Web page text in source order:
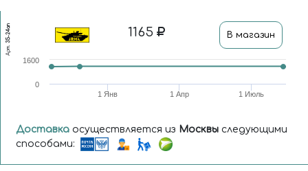
Арт.
35-24an 1165 В магазин
1 Янв 1 Апр 1 Июль
0
1600
Доставка осуществляется из Москвы следующими
способами: